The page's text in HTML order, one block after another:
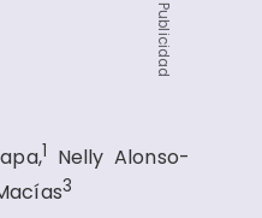
Publicidad
1 Nelly Alonso-
3